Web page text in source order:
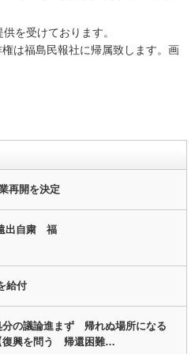
を受けております。
は福島民報社に帰属致します。画
再開を決定
出自粛 福
給付
分の議論進まず 帰れぬ場所になる
復興を問う 帰還困難…